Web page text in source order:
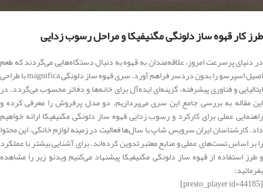
طرز کار قهوه ساز دلونگی مگنیفیکا و مراحل رسوب زدایی
در دنیای پرسرعت امروز، علاقه‌مندان به قهوه به دنبال دستگاه‌هایی می‌گردند که طعم
اصیل اسپرسو را بدون دردسر فراهم آورد. سری قهوه ساز دلونگی magnifica با طراحی
ایتالیایی و فناوری پیشرفته، گزینه‌ای ایده‌آل برای خانه‌ها و دفاتر محسوب می‌گردد. در
این مقاله به بررسی جامع این سری می‌پردازیم، دو مدل پرفروش را معرفی کرده و
راهنمایی عملی برای کارکرد و رسوب زدایی قهوه ساز دلونگی مگنیفیکا ارائه خواهیم
داد. کارشناسان ایران سرویس شاپ با سال‌ها فعالیت در زمینه لوازم خانگی، این محتوا
را بر اساس تست‌های عملی و منابع معتبر تدوین کرده‌اند. برای آشنایی بیشتر با عملکرد
و طرز استفاده از قهوه ساز دلونگی مگنیفیکا پیشنهاد می‌کنیم ویدئو زیر را مشاهده
بفرمائید:
[presto_player id=44185]